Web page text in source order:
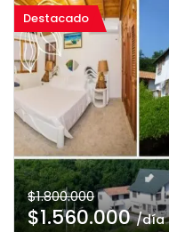
Destacado
$1.800.000
$1.560.000/día